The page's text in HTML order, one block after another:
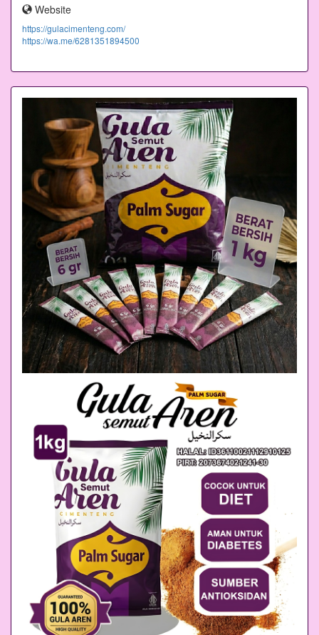
Website
https://gulacimenteng.com/
https://wa.me/6281351894500